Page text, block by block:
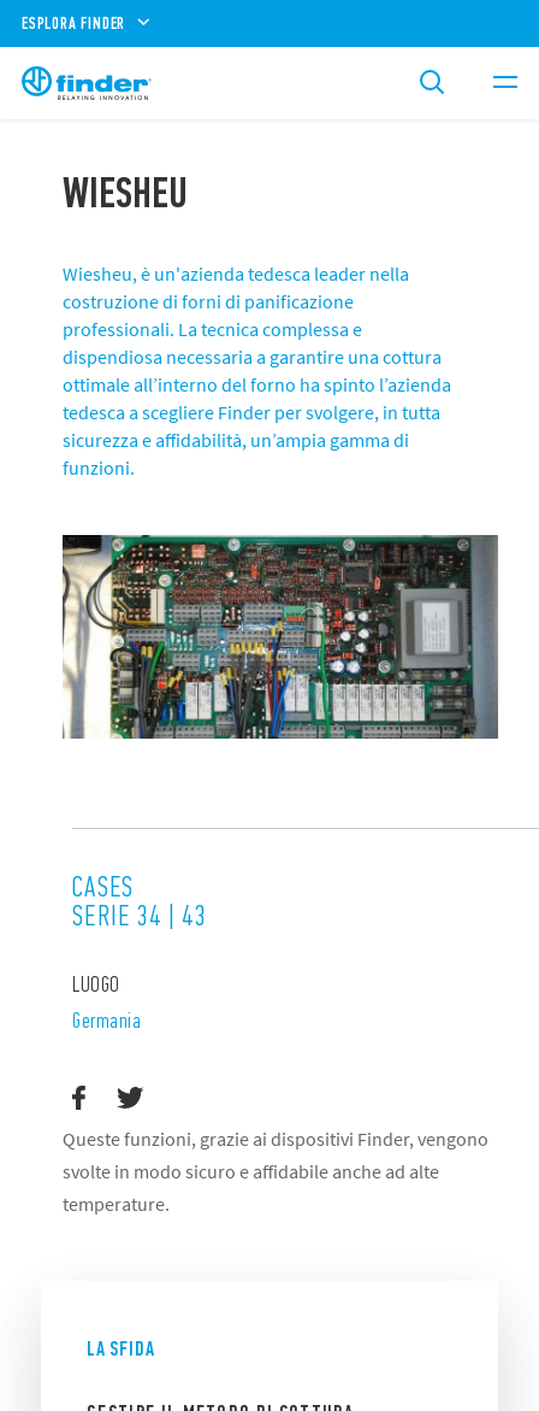
ESPLORA FINDER
WIESHEU
Wiesheu, è un'azienda tedesca leader nella
costruzione di forni di panificazione
professionali. La tecnica complessa e
dispendiosa necessaria a garantire una cottura
ottimale all’interno del forno ha spinto l’azienda
tedesca a scegliere Finder per svolgere, in tutta
sicurezza e affidabilità, un’ampia gamma di
funzioni.
CASES
SERIE 34 | 43
LUOGO
Germania
Queste funzioni, grazie ai dispositivi Finder, vengono
svolte in modo sicuro e affidabile anche ad alte
temperature.
LA SFIDA